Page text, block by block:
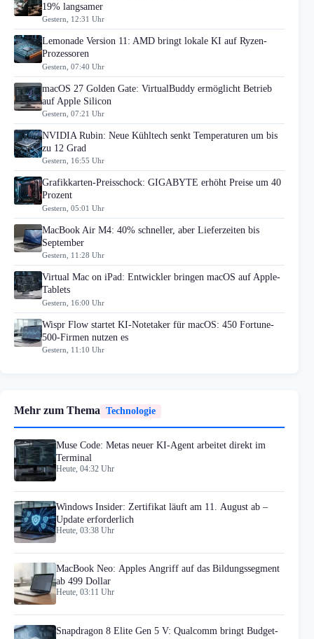
19% langsamer
Gestern, 12:31 Uhr
Lemonade Version 11: AMD bringt lokale KI auf Ryzen-
Prozessoren
Gestern, 07:40 Uhr
macOS 27 Golden Gate: VirtualBuddy ermöglicht Betrieb
auf Apple Silicon
Gestern, 07:21 Uhr
NVIDIA Rubin: Neue Kühltech senkt Temperaturen um bis
zu 12 Grad
Gestern, 16:55 Uhr
Grafikkarten-Preisschock: GIGABYTE erhöht Preise um 40
Prozent
Gestern, 05:01 Uhr
MacBook Air M4: 40% schneller, aber Lieferzeiten bis
September
Gestern, 11:28 Uhr
Virtual Mac on iPad: Entwickler bringen macOS auf Apple-
Tablets
Gestern, 16:00 Uhr
Wispr Flow startet KI-Notetaker für macOS: 450 Fortune-
500-Firmen nutzen es
Gestern, 11:10 Uhr
Mehr zum Thema Technologie
Muse Code: Metas neuer KI-Agent arbeitet direkt im
Terminal
Heute, 04:32 Uhr
Windows Insider: Zertifikat läuft am 11. August ab –
Update erforderlich
Heute, 03:38 Uhr
MacBook Neo: Apples Angriff auf das Bildungssegment
ab 499 Dollar
Heute, 03:11 Uhr
Snapdragon 8 Elite Gen 5 V: Qualcomm bringt Budget-